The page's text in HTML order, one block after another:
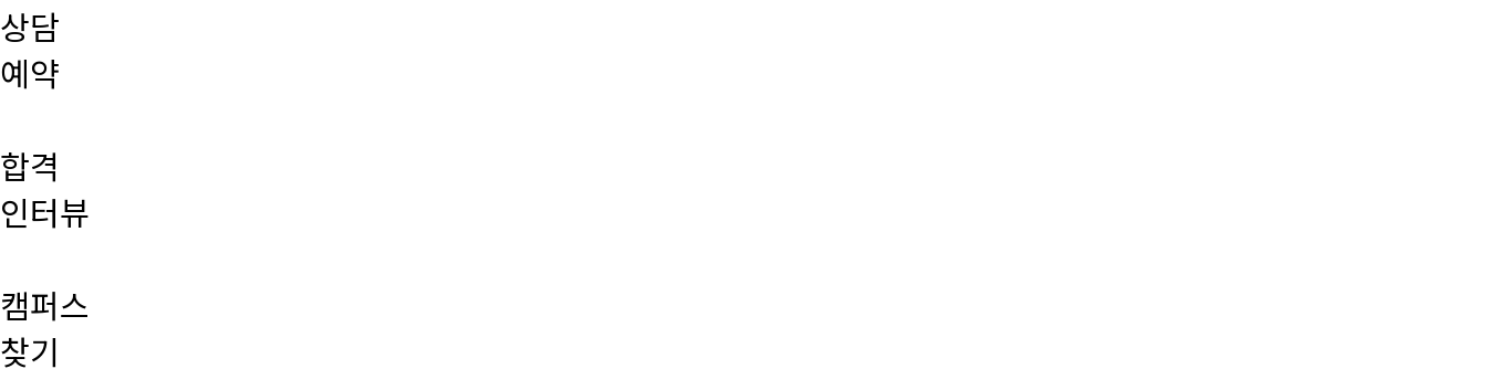
상담
예약
합격
인터뷰
캠퍼스
찾기